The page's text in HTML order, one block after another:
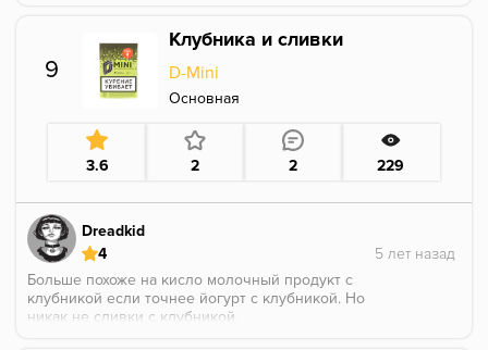
9
Клубника и сливки
D-Mini
Основная
3.6 2 2 229
Dreadkid
4
Больше похоже на кисло молочный продукт с
клубникой если точнее йогурт с клубникой. Но
никак не сливки с клубникой.